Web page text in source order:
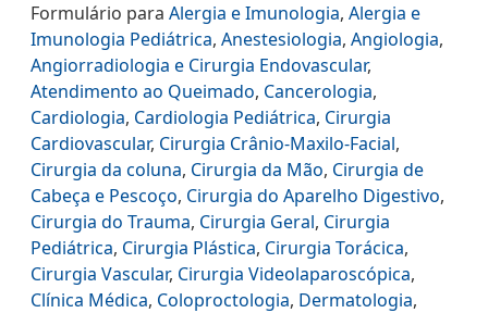
Formulário para Alergia e Imunologia, Alergia e
Imunologia Pediátrica, Anestesiologia, Angiologia,
Angiorradiologia e Cirurgia Endovascular,
Atendimento ao Queimado, Cancerologia,
Cardiologia, Cardiologia Pediátrica, Cirurgia
Cardiovascular, Cirurgia Crânio-Maxilo-Facial,
Cirurgia da coluna, Cirurgia da Mão, Cirurgia de
Cabeça e Pescoço, Cirurgia do Aparelho Digestivo,
Cirurgia do Trauma, Cirurgia Geral, Cirurgia
Pediátrica, Cirurgia Plástica, Cirurgia Torácica,
Cirurgia Vascular, Cirurgia Videolaparoscópica,
Clínica Médica, Coloproctologia, Dermatologia,